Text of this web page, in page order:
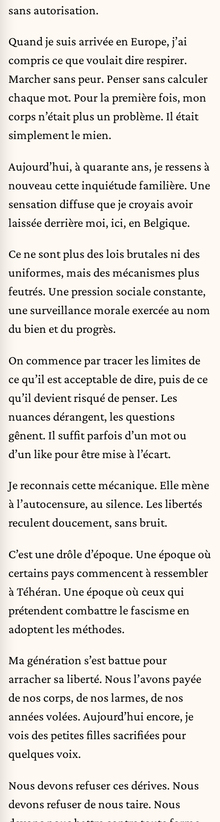
sans autorisation.
Quand je suis arrivée en Europe, j’ai
compris ce que voulait dire respirer.
Marcher sans peur. Penser sans calculer
chaque mot. Pour la première fois, mon
corps n’était plus un problème. Il était
simplement le mien.
Aujourd’hui, à quarante ans, je ressens à
nouveau cette inquiétude familière. Une
sensation diffuse que je croyais avoir
laissée derrière moi, ici, en Belgique.
Ce ne sont plus des lois brutales ni des
uniformes, mais des mécanismes plus
feutrés. Une pression sociale constante,
une surveillance morale exercée au nom
du bien et du progrès.
On commence par tracer les limites de
ce qu’il est acceptable de dire, puis de ce
qu’il devient risqué de penser. Les
nuances dérangent, les questions
gênent. Il suffit parfois d’un mot ou
d’un like pour être mise à l’écart.
Je reconnais cette mécanique. Elle mène
à l’autocensure, au silence. Les libertés
reculent doucement, sans bruit.
C’est une drôle d’époque. Une époque où
certains pays commencent à ressembler
à Téhéran. Une époque où ceux qui
prétendent combattre le fascisme en
adoptent les méthodes.
Ma génération s’est battue pour
arracher sa liberté. Nous l’avons payée
de nos corps, de nos larmes, de nos
années volées. Aujourd’hui encore, je
vois des petites filles sacrifiées pour
quelques voix.
Nous devons refuser ces dérives. Nous
devons refuser de nous taire. Nous